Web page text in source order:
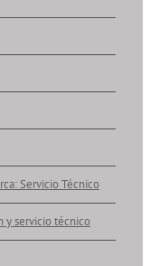
Servicio Técnico
y servicio técnico